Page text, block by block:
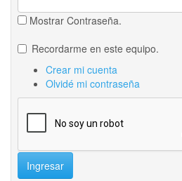
Mostrar Contraseña.
Recordarme en este equipo.
Crear mi cuenta
Olvidé mi contraseña
Ingresar